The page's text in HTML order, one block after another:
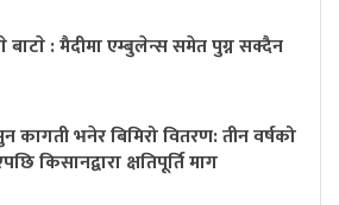
बाटाे : मैदीमा एम्बुलेन्स समेत पुग्न सक्दैन
कागती भनेर बिमिरो वितरण: तीन वर्षको
किसानद्वारा क्षतिपूर्ति माग